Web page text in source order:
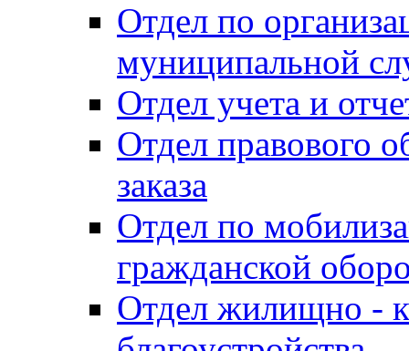
Отдел по
муниципальной
Отдел учета и
Отдел правового
заказа
Отдел по
гражданской
Отдел жилищно -